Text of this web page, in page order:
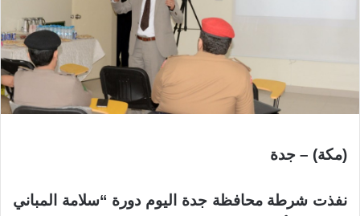
(مكة) – جدة
نفذت شرطة محافظة جدة اليوم دورة “سلامة المباني